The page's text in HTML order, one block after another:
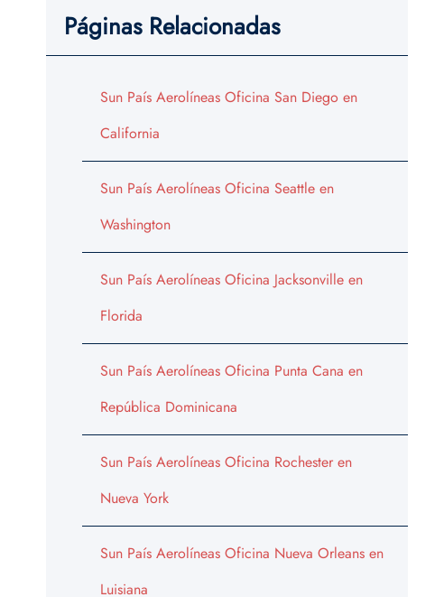
Páginas Relacionadas
Sun País Aerolíneas Oficina San Diego en
California
Sun País Aerolíneas Oficina Seattle en
Washington
Sun País Aerolíneas Oficina Jacksonville en
Florida
Sun País Aerolíneas Oficina Punta Cana en
República Dominicana
Sun País Aerolíneas Oficina Rochester en
Nueva York
Sun País Aerolíneas Oficina Nueva Orleans en
Luisiana